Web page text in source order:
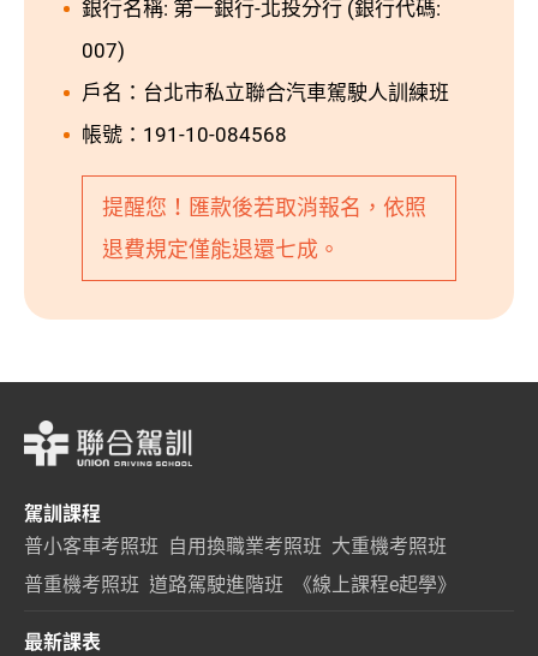
銀行名稱: 第一銀行-北投分行 (銀行代碼:
007)
戶名：台北市私立聯合汽車駕駛人訓練班
帳號：191-10-084568
提醒您！匯款後若取消報名，依照
退費規定僅能退還七成。
駕訓課程
普小客車考照班 自用換職業考照班 大重機考照班
普重機考照班 道路駕駛進階班 《線上課程e起學》
最新課表